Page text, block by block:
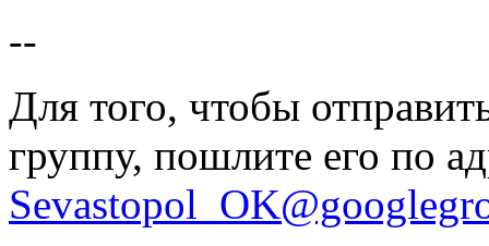
--
Для того, чтобы
группу, пошлите его по